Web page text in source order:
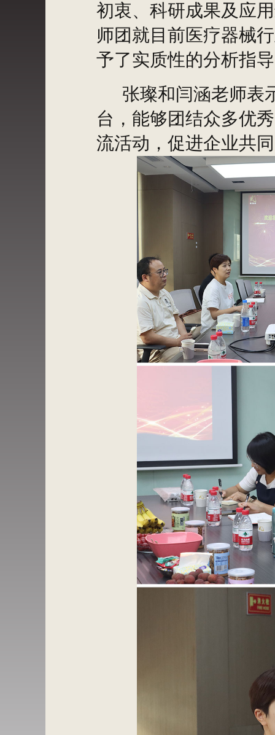
初衷、科研成果及应
师团就目前医疗器械
予了实质性的分析指
张璨和闫涵老师表
台，能够团结众多优
流活动，促进企业共